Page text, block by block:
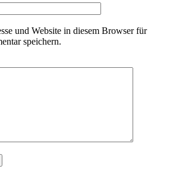
und Website in diesem Browser für
speichern.